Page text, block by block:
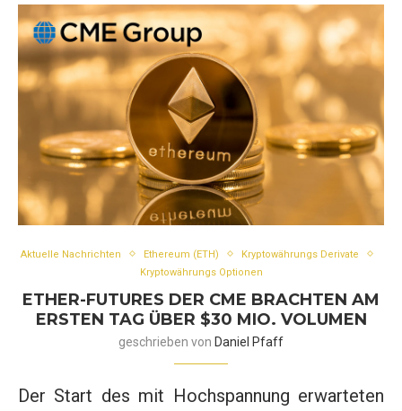
Aktuelle Nachrichten Ethereum (ETH)
Kryptowährungs Derivate
Kryptowährungs Optionen
ETHER-FUTURES DER CME BRACHTEN AM
ERSTEN TAG ÜBER $30 MIO. VOLUMEN
geschrieben von Daniel Pfaff
Der Start des mit Hochspannung erwarteten